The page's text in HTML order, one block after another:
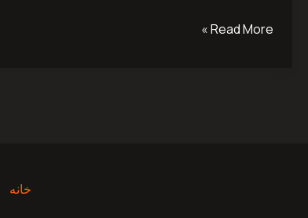
Read More »
خانه